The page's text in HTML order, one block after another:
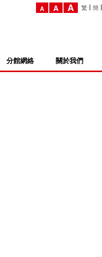
A A A 繁 簡
分館網絡 關於我們